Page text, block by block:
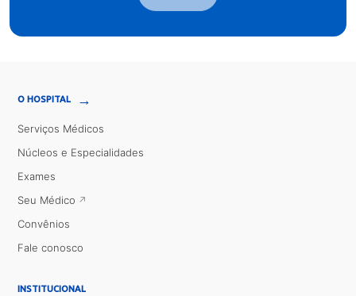
O HOSPITAL →
Serviços Médicos
Núcleos e Especialidades
Exames
Seu Médico
Convênios
Fale conosco
INSTITUCIONAL